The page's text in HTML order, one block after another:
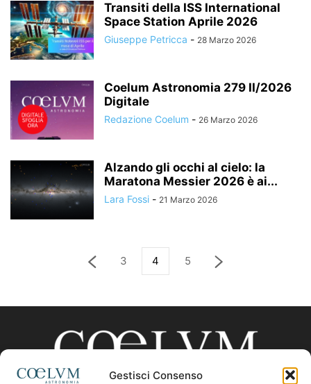
Gestisci Consenso
Transiti della ISS International
Space Station Aprile 2026
Giuseppe Petricca - 28 Marzo 2026
Coelum Astronomia 279 II/2026
Digitale
Redazione Coelum - 26 Marzo 2026
Alzando gli occhi al cielo: la
Maratona Messier 2026 è ai...
Lara Fossi - 21 Marzo 2026
3 4 5